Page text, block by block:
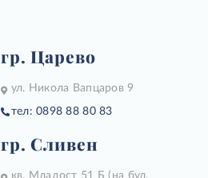
гр. Царево
ул. Никола Вапцаров 9
тел: 0898 88 80 83
гр. Сливен